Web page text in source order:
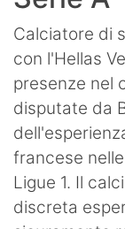
Calciatore di
con l'Hellas
presenze nel
disputate da
francese
Ligue 1. Il
discreta